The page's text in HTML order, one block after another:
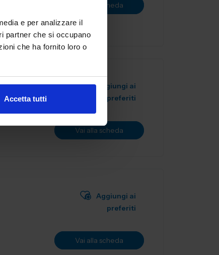
e per analizzare il
partner che si occupano
che ha fornito loro o
Accetta tutti
Vai alla scheda
Aggiungi ai
preferiti
Vai alla scheda
Aggiungi ai
preferiti
Vai alla scheda